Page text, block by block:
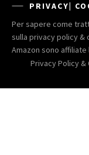
PRIVACY|
Per sapere come
sulla privacy policy &
Amazon sono affiliate
Privacy Policy &